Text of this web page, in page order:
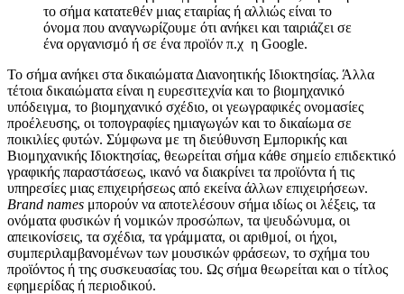
το σήμα κατατεθέν μιας εταιρίας ή αλλιώς είναι το
όνομα που αναγνωρίζουμε ότι ανήκει και ταιριάζει σε
ένα οργανισμό ή σε ένα προϊόν π.χ η Google.
Το σήμα ανήκει στα δικαιώματα Διανοητικής Ιδιοκτησίας. Άλλα
τέτοια δικαιώματα είναι η ευρεσιτεχνία και το βιομηχανικό
υπόδειγμα, το βιομηχανικό σχέδιο, οι γεωγραφικές ονομασίες
προέλευσης, οι τοπογραφίες ημιαγωγών και το δικαίωμα σε
ποικιλίες φυτών. Σύμφωνα με τη διεύθυνση Εμπορικής και
Βιομηχανικής Ιδιοκτησίας, θεωρείται σήμα κάθε σημείο επιδεκτικό
γραφικής παραστάσεως, ικανό να διακρίνει τα προϊόντα ή τις
υπηρεσίες μιας επιχειρήσεως από εκείνα άλλων επιχειρήσεων.
Brand names μπορούν να αποτελέσουν σήμα ιδίως οι λέξεις, τα
ονόματα φυσικών ή νομικών προσώπων, τα ψευδώνυμα, οι
απεικονίσεις, τα σχέδια, τα γράμματα, οι αριθμοί, οι ήχοι,
συμπεριλαμβανομένων των μουσικών φράσεων, το σχήμα του
προϊόντος ή της συσκευασίας του. Ως σήμα θεωρείται και ο τίτλος
εφημερίδας ή περιοδικού.